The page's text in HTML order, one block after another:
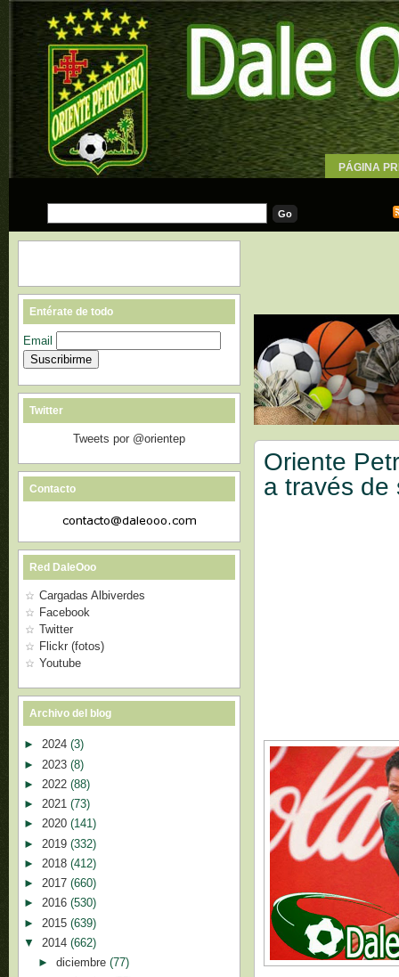
PÁGINA
Oriente
a través de
Entérate de todo
Email
Twitter
Tweets por @orientep
Contacto
Red DaleOoo
Cargadas Albiverdes
Facebook
Twitter
Flickr (fotos)
Youtube
Archivo del blog
► 2024 (3)
► 2023 (8)
► 2022 (88)
► 2021 (73)
► 2020 (141)
► 2019 (332)
► 2018 (412)
► 2017 (660)
► 2016 (530)
► 2015 (639)
▼ 2014 (662)
► diciembre (77)